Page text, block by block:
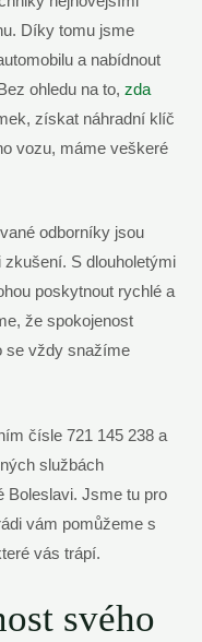
Díky tomu jsme
a nabídnout
ohledu na to, zda
získat náhradní klíč
vozu, máme veškeré
odborníky jsou
S dlouholetými
poskytnout rychlé a
že spokojenost
se vždy snažíme
čísle 721 145 238 a
službách
Boleslavi. Jsme tu pro
vám pomůžeme s
vás trápí.
svého